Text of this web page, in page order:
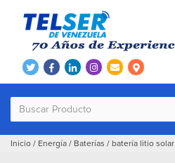
Inicio / Energía / Baterías / batería litio solar